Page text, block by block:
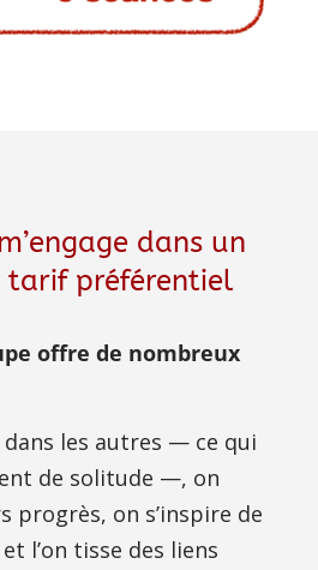
dans un
tarif préférentiel
offre de nombreux
les autres — ce qui
de solitude —, on
progrès, on s’inspire de
l’on tisse des liens